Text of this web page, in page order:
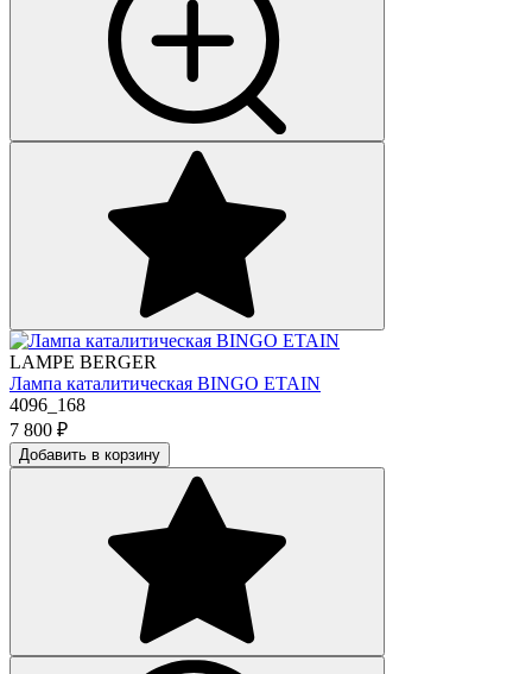
LAMPE BERGER
Лампа каталитическая BINGO ETAIN
4096_168
7 800 ₽
Добавить в корзину